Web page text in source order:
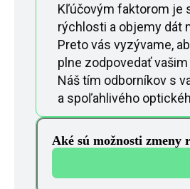
Kľúčovým faktorom je
rýchlosti a objemy dát
Preto vás vyzývame,
plne zodpovedať
Náš tím odborníkov s
a spoľahlivého
Aké sú možnosti zmeny